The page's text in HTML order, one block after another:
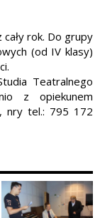
rok. Do grupy
(od IV klasy)
Teatralnego
z opiekunem
nry tel.: 795 172